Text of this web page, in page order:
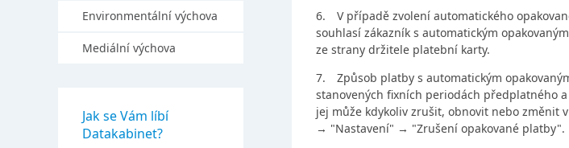
6.
V případě zvolení automatického
souhlasí zákazník s automatickým
ze strany držitele platební karty.
7.
Způsob platby s automatickým
stanovených fixních periodách předplatného
jej může kdykoliv zrušit, obnovit nebo změnit
→ "Nastavení" → "Zrušení opakované platby".
Environmentální výchova
Mediální výchova
Jak se Vám líbí
Datakabinet?